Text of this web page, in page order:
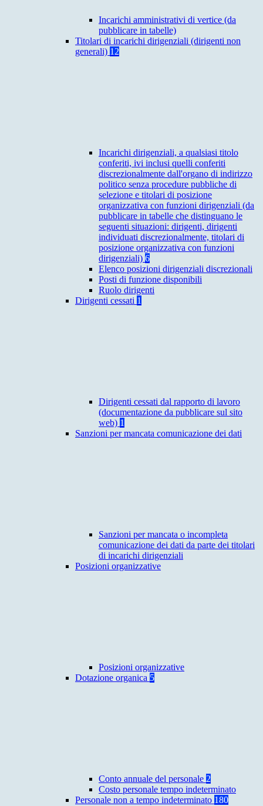
Incarichi amministrativi di vertice (da
pubblicare in tabelle)
Titolari di incarichi dirigenziali (dirigenti non
generali) 12
Incarichi dirigenziali, a qualsiasi titolo
conferiti, ivi inclusi quelli conferiti
discrezionalmente dall'organo di indirizzo
politico senza procedure pubbliche di
selezione e titolari di posizione
organizzativa con funzioni dirigenziali (da
pubblicare in tabelle che distinguano le
seguenti situazioni: dirigenti, dirigenti
individuati discrezionalmente, titolari di
posizione organizzativa con funzioni
dirigenziali) 6
Elenco posizioni dirigenziali discrezionali
Posti di funzione disponibili
Ruolo dirigenti
Dirigenti cessati 1
Dirigenti cessati dal rapporto di lavoro
(documentazione da pubblicare sul sito
web) 1
Sanzioni per mancata comunicazione dei dati
Sanzioni per mancata o incompleta
comunicazione dei dati da parte dei titolari
di incarichi dirigenziali
Posizioni organizzative
Posizioni organizzative
Dotazione organica 5
Conto annuale del personale 2
Costo personale tempo indeterminato
Personale non a tempo indeterminato 180